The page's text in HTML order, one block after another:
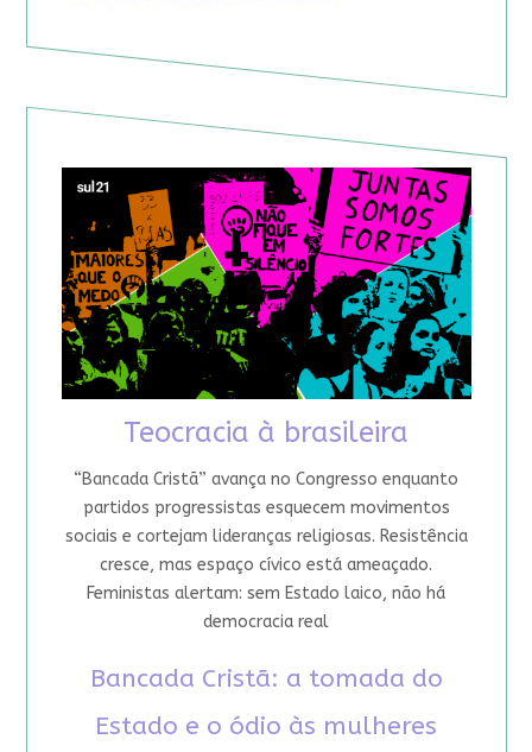
Teocracia à brasileira
“Bancada Cristã” avança no Congresso enquanto
partidos progressistas esquecem movimentos
sociais e cortejam lideranças religiosas. Resistência
cresce, mas espaço cívico está ameaçado.
Feministas alertam: sem Estado laico, não há
democracia real
Bancada Cristã: a tomada do
Estado e o ódio às mulheres